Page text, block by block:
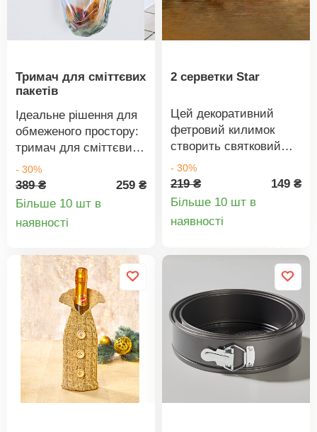
Тримач для сміттєвих
пакетів
Ідеальне рішення для
обмеженого простору:
тримач для сміттєвих
пакетів. Просто
повісьте його на
дверцята під
пакет, і все готово!
різних розмірів.
- 30%
389 ₴
259 ₴
Більше 10 шт в
наявності
2 серветки Star
Цей декоративний
фетровий килимок
створить святковий
настрій усю зиму.
100% поліестер, 30 x
45 см. Сучасний: набір
предметів.
Hvězda 563480
- 30%
219 ₴
149 ₴
Більше 10 шт в
наявності